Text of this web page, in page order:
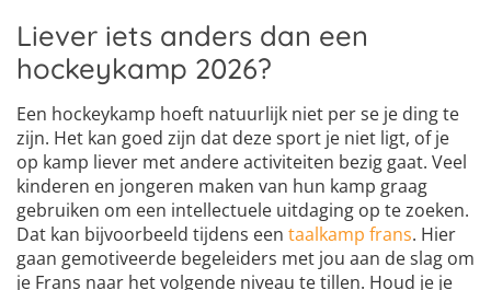
Liever iets anders dan een
hockeykamp 2026?
Een hockeykamp hoeft natuurlijk niet per se je ding te
zijn. Het kan goed zijn dat deze sport je niet ligt, of je
op kamp liever met andere activiteiten bezig gaat. Veel
kinderen en jongeren maken van hun kamp graag
gebruiken om een intellectuele uitdaging op te zoeken.
Dat kan bijvoorbeeld tijdens een taalkamp frans. Hier
gaan gemotiveerde begeleiders met jou aan de slag om
je Frans naar het volgende niveau te tillen. Houd je je